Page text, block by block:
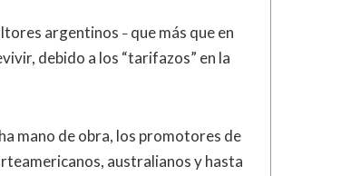
argentinos – que más que en
debido a los “tarifazos” en la
mano de obra, los promotores de
australianos y hasta